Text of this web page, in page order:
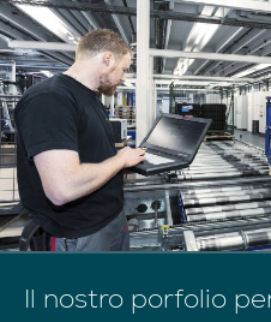
Il nostro porfolio